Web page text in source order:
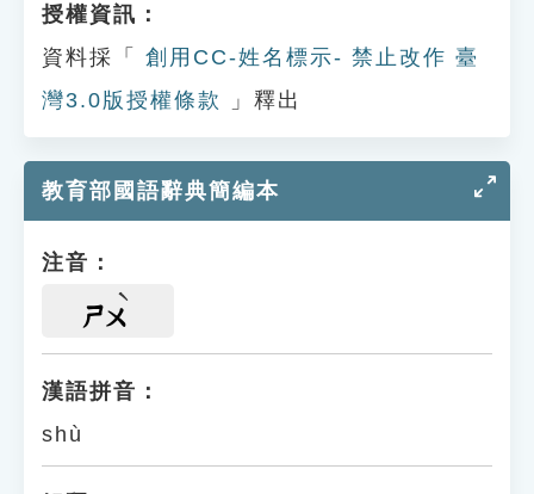
授權資訊：
資料採「
創用CC-姓名標示- 禁止改作 臺
灣3.0版授權條款
」釋出
教育部國語辭典簡編本
注音：
ㄕㄨ
漢語拼音：
shù